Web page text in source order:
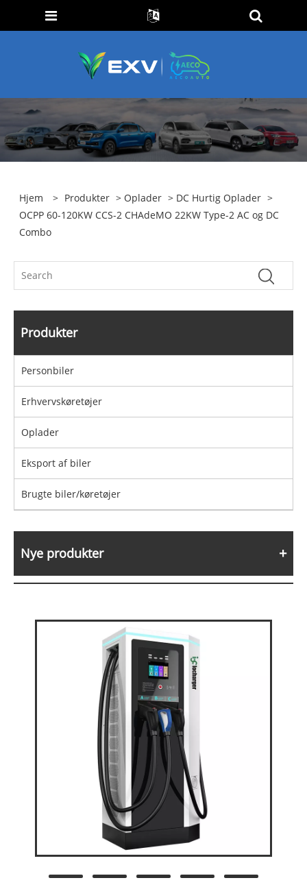
Hjem > Produkter > Oplader > DC Hurtig Oplader >
OCPP 60-120KW CCS-2 CHAdeMO 22KW Type-2 AC og DC
Combo
Produkter
Personbiler
Erhvervskøretøjer
Oplader
Eksport af biler
Brugte biler/køretøjer
Nye produkter